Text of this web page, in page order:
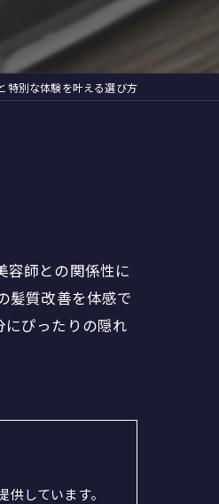
特別な体験を叶える選び方
容師との関係性に
髪質改善を体感で
ぴったりの隠れ
しています。